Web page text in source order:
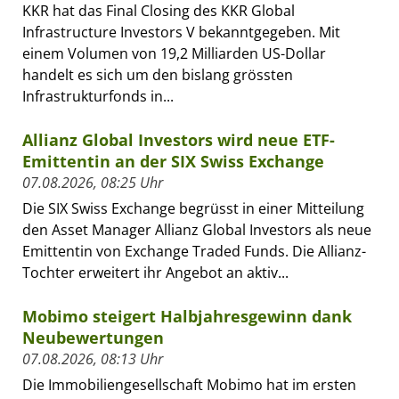
KKR hat das Final Closing des KKR Global
Infrastructure Investors V bekanntgegeben. Mit
einem Volumen von 19,2 Milliarden US-Dollar
handelt es sich um den bislang grössten
Infrastrukturfonds in...
Allianz Global Investors wird neue ETF-
Emittentin an der SIX Swiss Exchange
07.08.2026, 08:25 Uhr
Die SIX Swiss Exchange begrüsst in einer Mitteilung
den Asset Manager Allianz Global Investors als neue
Emittentin von Exchange Traded Funds. Die Allianz-
Tochter erweitert ihr Angebot an aktiv...
Mobimo steigert Halbjahresgewinn dank
Neubewertungen
07.08.2026, 08:13 Uhr
Die Immobiliengesellschaft Mobimo hat im ersten